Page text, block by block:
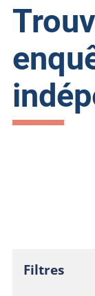
Filtres